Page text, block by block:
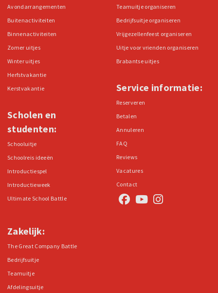
Avondarrangementen
Buitenactiviteiten
Binnenactiviteiten
Zomer uitjes
Winter uitjes
Herfstvakantie
Kerstvakantie
Scholen en
studenten:
Schooluitje
Schoolreis ideeën
Introductiespel
Introductieweek
Ultimate School Battle
Teamuitje organiseren
Bedrijfsuitje organiseren
Vrijgezellenfeest organiseren
Uitje voor vrienden organiseren
Brabantse uitjes
Service informatie:
Reserveren
Betalen
Annuleren
FAQ
Reviews
Vacatures
Contact
Zakelijk:
The Great Company Battle
Bedrijfsuitje
Teamuitje
Afdelingsuitje